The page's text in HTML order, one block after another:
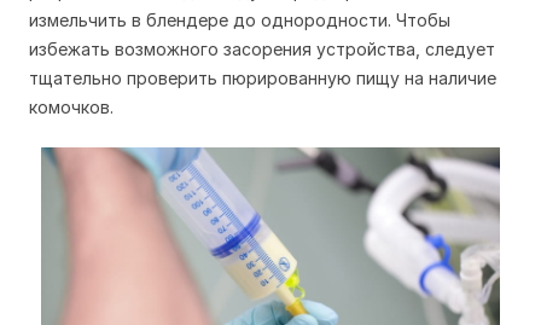
измельчить в блендере до однородности. Чтобы
избежать возможного засорения устройства, следует
тщательно проверить пюрированную пищу на наличие
комочков.